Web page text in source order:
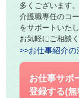
多くございます。
介護職専任のコ
をサポートいた
お気軽にご相談
>>お仕事紹介の
お仕事サポ
登録する(無